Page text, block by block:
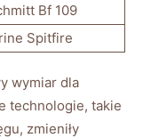
Bf 109
Spitfire
wymiar dla
technologie, takie
zmieniły